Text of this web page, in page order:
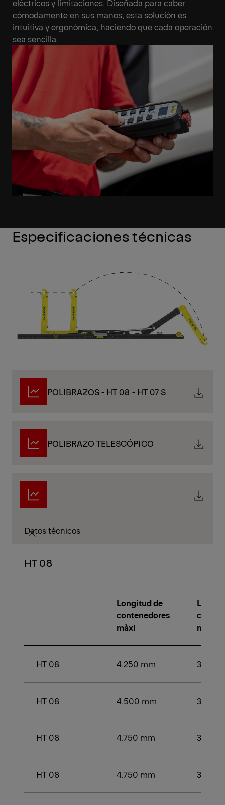
eléctricos y limitaciones. Diseñada para caber
cómodamente en sus manos, esta solución es
intuitiva y ergonómica, haciendo que cada operación
sea sencilla.
Especificaciones técnicas
POLIBRAZOS - HT 08 - HT 07 S
POLIBRAZO TELESCÓPICO
Datos técnicos
HT 08
Longitud de
contenedores
màxi
min.
HT 08 4.250 mm 3.000
HT 08 4.500 mm 3.250
HT 08 4.750 mm 3.500
HT 08 4.750 mm 3.500